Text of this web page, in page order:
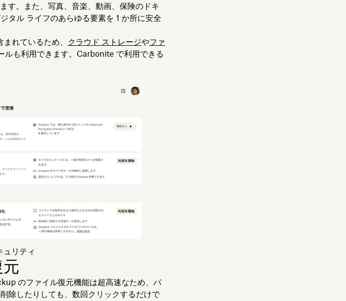
す。また、写真、音楽、動画、保険のドキ
タル ライフのあらゆる要素を 1 か所に安全
れているため、
クラウド ストレージやファ
も利用できます。Carbonite で利用できる
ュリティ
のファイル復元機能は超高速なため、パ
除したりしても、数回クリックするだけで